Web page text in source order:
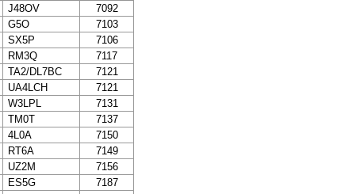
J48OV
7092
G5O
7103
SX5P
7106
RM3Q
7117
TA2/DL7BC
7121
UA4LCH
7121
W3LPL
7131
TM0T
7137
4L0A
7150
RT6A
7149
UZ2M
7156
ES5G
7187